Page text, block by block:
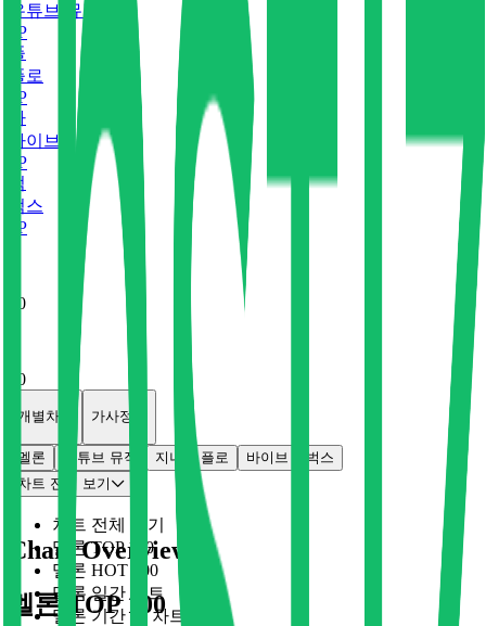
유튜브 뮤직
P
플
플로
P
바
바이브
P
벅
벅스
P
0
0
개별차트 가사정보
멜론 유튜브 뮤직 지니 플로 바이브
벅스
차트 전체 보기
차트 전체 보기
멜론 TOP 100
멜론 HOT 100
멜론 일간 차트
멜론 기간 별 차트
Chart Overview
멜론 TOP 100